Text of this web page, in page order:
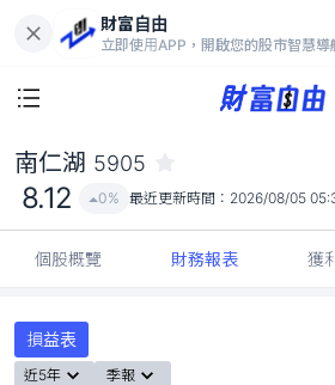
財富自由
立即使用APP，開啟您的股市智慧導
8.12
0%
南仁湖 5905
8.12 0% 最近更新時間： 2026/08/05
個股概覽 財務報表 獲
損益表
近5年 季報